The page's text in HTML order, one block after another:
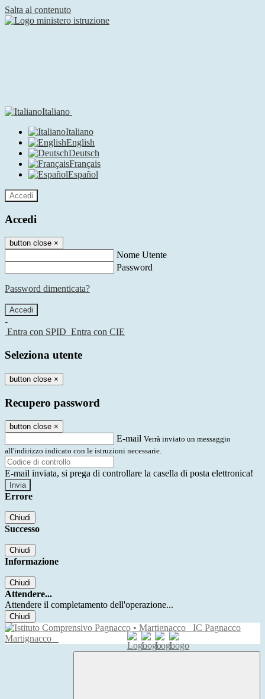
Salta al contenuto
Italiano
Italiano
English
Deutsch
Français
Español
Accedi
Accedi
button close ×
Nome Utente
Password
Password dimenticata?
-
Entra con SPID Entra con CIE
Seleziona utente
button close ×
Recupero password
button close ×
E-mail Verrà inviato un messaggio
all'indirizzo indicato con le istruzioni necessarie.
E-mail inviata, si prega di controllare la casella di posta elettronica!
Errore
Chiudi
Successo
Chiudi
Informazione
Chiudi
Attendere...
Attendere il completamento dell'operazione...
Chiudi
IC Pagnacco
Martignacco